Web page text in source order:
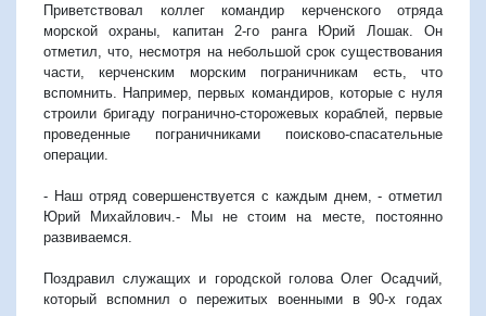
Приветствовал коллег командир керченского отряда
морской охраны, капитан 2-го ранга Юрий Лошак. Он
отметил, что, несмотря на небольшой срок существования
части, керченским морским пограничникам есть, что
вспомнить. Например, первых командиров, которые с нуля
строили бригаду погранично-сторожевых кораблей, первые
проведенные пограничниками поисково-спасательные
операции.
- Наш отряд совершенствуется с каждым днем, - отметил
Юрий Михайлович.- Мы не стоим на месте, постоянно
развиваемся.
Поздравил служащих и городской голова Олег Осадчий,
который вспомнил о пережитых военными в 90-х годах